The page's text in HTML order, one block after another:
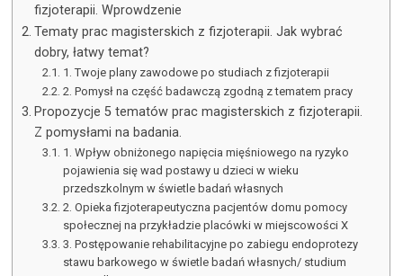
fizjoterapii. Wprowdzenie
Tematy prac magisterskich z fizjoterapii. Jak wybrać
dobry, łatwy temat?
1. Twoje plany zawodowe po studiach z fizjoterapii
2. Pomysł na część badawczą zgodną z tematem pracy
Propozycje 5 tematów prac magisterskich z fizjoterapii.
Z pomysłami na badania.
1. Wpływ obniżonego napięcia mięśniowego na ryzyko
pojawienia się wad postawy u dzieci w wieku
przedszkolnym w świetle badań własnych
2. Opieka fizjoterapeutyczna pacjentów domu pomocy
społecznej na przykładzie placówki w miejscowości X
3. Postępowanie rehabilitacyjne po zabiegu endoprotezy
stawu barkowego w świetle badań własnych/ studium